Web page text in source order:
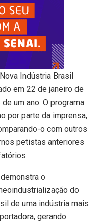
Indústria Brasil
em 22 de janeiro de
um ano. O programa
por parte da imprensa,
o com outros
petistas anteriores
o
do
de uma indústria mais
gerando